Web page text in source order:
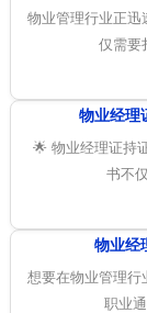
物业管理行业正迅
仅需要
物业经理
🌟 物业经理证持
书不
物业经
想要在物业管理行
职业